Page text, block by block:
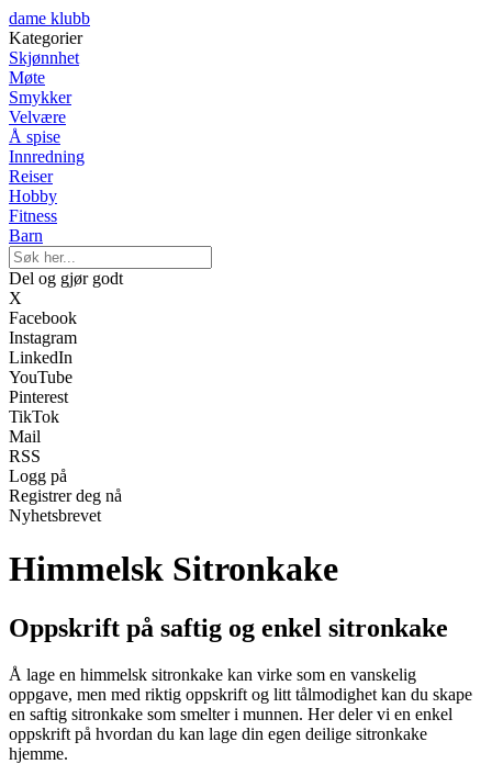
dame klubb
Kategorier
Skjønnhet
Møte
Smykker
Velvære
Å spise
Innredning
Reiser
Hobby
Fitness
Barn
Del og gjør godt
X
Facebook
Instagram
LinkedIn
YouTube
Pinterest
TikTok
Mail
RSS
Logg på
Registrer deg nå
Nyhetsbrevet
Himmelsk Sitronkake
Oppskrift på saftig og enkel sitronkake
Å lage en himmelsk sitronkake kan virke som en vanskelig
oppgave, men med riktig oppskrift og litt tålmodighet kan du skape
en saftig sitronkake som smelter i munnen. Her deler vi en enkel
oppskrift på hvordan du kan lage din egen deilige sitronkake
hjemme.